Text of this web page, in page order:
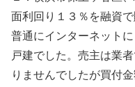
面利回り１３％を融資で
普通にインターネット
戸建でした。売主は業
りませんでしたが買付